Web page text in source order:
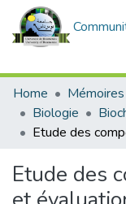
Home
Biologie
Etude des